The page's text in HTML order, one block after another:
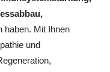
haben. Mit Ihnen
und